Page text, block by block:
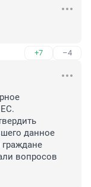
+7 –4
данное
вопросов